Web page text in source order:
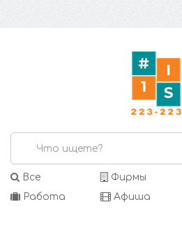
Все Фирмы
Работа
Афиша